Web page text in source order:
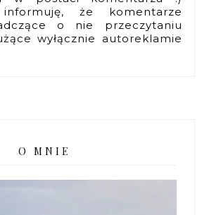
informuję, że komentarze
o nie przeczytaniu
wyłącznie autoreklamie
O MNIE